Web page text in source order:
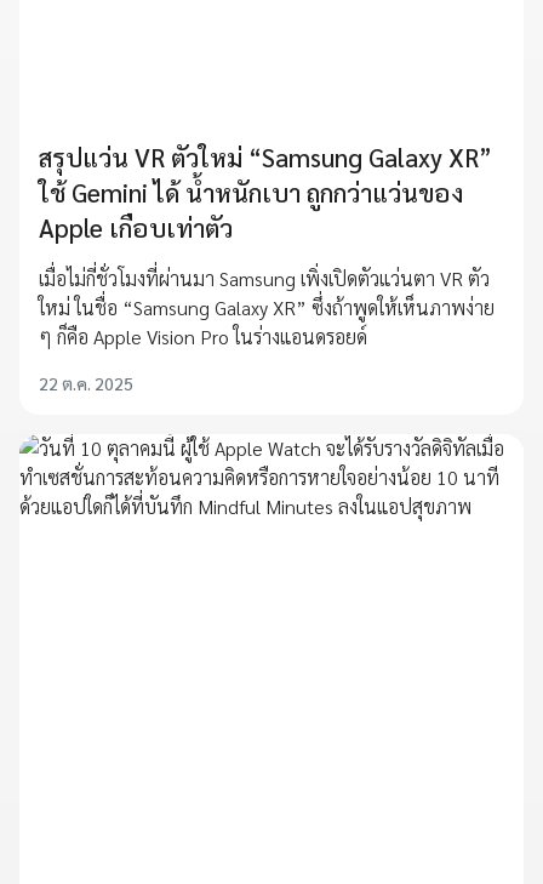
สรุปแว่น VR ตัวใหม่ “Samsung Galaxy XR”
ใช้ Gemini ได้ น้ำหนักเบา ถูกกว่าแว่นของ
Apple เกือบเท่าตัว
เมื่อไม่กี่ชั่วโมงที่ผ่านมา Samsung เพิ่งเปิดตัวแว่นตา VR ตัว
ใหม่ ในชื่อ “Samsung Galaxy XR” ซึ่งถ้าพูดให้เห็นภาพง่าย
ๆ ก็คือ Apple Vision Pro ในร่างแอนดรอยด์
22 ต.ค. 2025